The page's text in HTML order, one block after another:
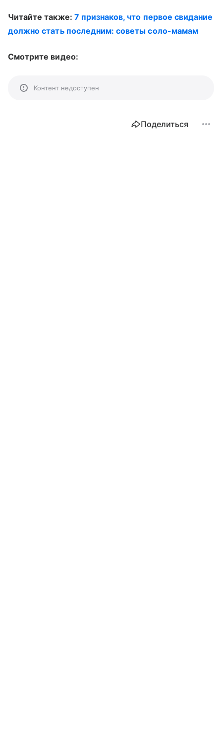
Читайте также: 7 признаков, что первое свидание
должно стать последним: советы соло-мамам
Смотрите видео:
Контент недоступен
Поделиться